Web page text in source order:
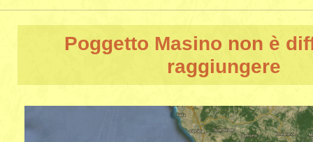
Poggetto Masino non è
raggiungere